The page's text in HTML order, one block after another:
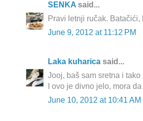
SENKA said...
Pravi letnji ručak.
June 9, 2012 at 11:12 PM
Laka kuharica said...
Jooj, baš sam sretna i
I ovo je divno jelo, mora
June 10, 2012 at 10:41 AM